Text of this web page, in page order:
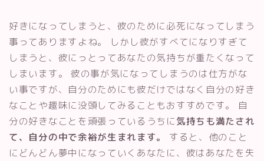
好きになってしまうと、彼のために必死になってしまう
事ってありますよね。 しかし彼がすべてになりすぎて
しまうと、彼にっとってあなたの気持ちが重たくなって
しまいます。 彼の事が気になってしまうのは仕方がな
い事ですが、自分のためにも彼だけではなく自分の好き
なことや趣味に没頭してみることもおすすめです。 自
分の好きなことを頑張っているうちに気持ちも満たされ
て、自分の中で余裕が生まれます。
すると、他のこと
にどんどん夢中になっていくあなたに、彼はあなたを失